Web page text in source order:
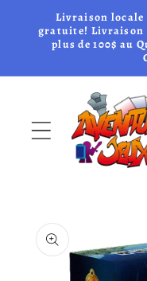
et passer
au
contenu
Livraison
gratuite! Livraison
plus de 100$ au
informations
produits